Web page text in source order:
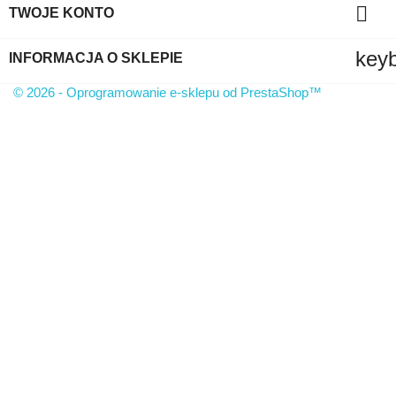
TWOJE KONTO 
INFORMACJA O SKLEPIE
© 2026 - Oprogramowanie e-sklepu od PrestaShop™